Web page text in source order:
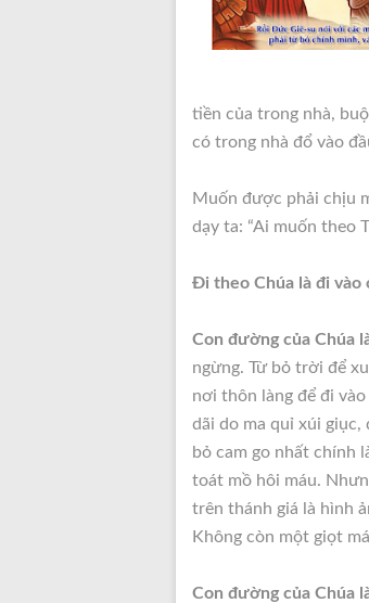
tiền của trong nhà,
có trong nhà đổ vào
Muốn được phải chịu
dạy ta: “Ai muốn theo
Đi theo Chúa là đi vào
Con đường của Chúa
ngừng. Từ bỏ trời để
nơi thôn làng để đi
dãi do ma quỉ xúi
bỏ cam go nhất chính
toát mồ hôi máu.
trên thánh giá là hình
Không còn một giọt
Con đường của Chúa